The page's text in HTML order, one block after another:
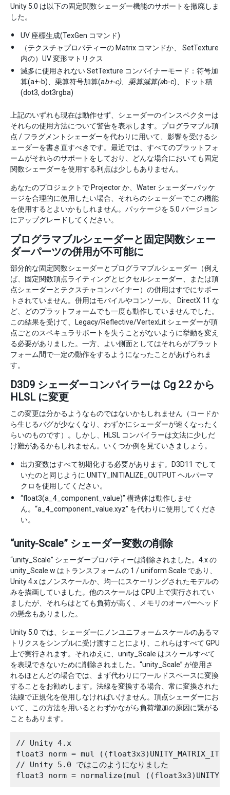
Unity 5.0 は以下の固定関数シェーダー機能のサポートを撤廃しま
した。
UV 座標生成(TexGen コマンド)
（テクスチャプロパティーの Matrix コマンドか、 SetTexture
内の）UV 変形マトリクス
滅多に使用されない SetTexture コンバイナーモード：符号加
算(a+-b)、乗算符号加算(ab+-c)、乗算減算(ab-c)、ドット積
(dot3, dot3rgba)
上記のいずれも現在は動作せず、シェーダーのインスペクターは
それらの使用方法について警告を表示します。プログラマブル頂
点 / フラグメントシェーダーを代わりに用いて、影響を受けるシ
ェーダーを書き直すべきです。最近では、すべてのプラットフォ
ームがそれらのサポートをしており、どんな場合においても固定
関数シェーダーを使用する利点は少しもありません。
あなたのプロジェクトで Projector か、Water シェーダーパッケ
ージを合理的に使用したい場合、それらのシェーダーでこの機能
を使用するとよいかもしれません。パッケージを 5.0 バージョン
にアップグレードしてください。
プログラマブルシェーダーと固定関数シェー
ダーパーツの併用が不可能に
部分的な固定関数シェーダーとプログラマブルシェーダー（例え
ば、固定関数頂点ライティングとピクセルシェーダー、または頂
点シェーダーとテクスチャコンバイナー）の併用はすでにサポー
トされていません。併用はモバイルやコンソール、 DirectX 11 な
ど、どのプラットフォームでも一度も動作していませんでした。
この結果を受けて、Legacy/Reflective/VertexLit シェーダーが頂
点ごとのスペキュラサポートを失うことがないように挙動を変え
る必要がありました。一方、よい側面としてはそれらがプラット
フォーム間で一定の動作をするようになったことがあげられま
す。
D3D9 シェーダーコンパイラーは Cg 2.2 から
HLSL に変更
この変更は分かるようなものではないかもしれません（コードか
ら生じるバグが少なくなり、わずかにシェーダーが速くなったく
らいのものです）。しかし、HLSL コンパイラーは文法に少しだ
け難があるかもしれません。いくつか例を見ていきましょう。
出力変数はすべて初期化する必要があります。D3D11 でして
いたのと同じように UNITY_INITIALIZE_OUTPUT ヘルパーマ
クロを使用してください。
“float3(a_4_component_value)” 構造体は動作しませ
ん。“a_4_component_value.xyz” を代わりに使用してくださ
い。
“unity-Scale” シェーダー変数の削除
“unity_Scale” シェーダープロパティーは削除されました。4.x の
unity_Scale.w はトランスフォームの 1 / uniform Scale であり、
Unity 4.x はノンスケールか、均一にスケーリングされたモデルの
みを描画していました。他のスケールは CPU 上で実行されてい
ましたが、それらはとても負荷が高く、メモリのオーバーヘッド
の懸念もありました。
Unity 5.0 では、シェーダーにノンユニフォームスケールのあるマ
トリクスをシンプルに受け渡すことにより、これらはすべて GPU
上で実行されます。それゆえに、unity_Scale はスケールすべて
を表現できないために削除されました。“unity_Scale” が使用さ
れるほとんどの場合では、まず代わりにワールドスペースに変換
することをお勧めします。法線を変換する場合、常に変換された
法線で正規化を使用しなければいけません。頂点シェーダーにお
いて、この方法を用いるとわずかながら負荷増加の原因に繋がる
こともあります。
// Unity 4.x
float3 norm = mul
// Unity 5.0 ではこのようになりました